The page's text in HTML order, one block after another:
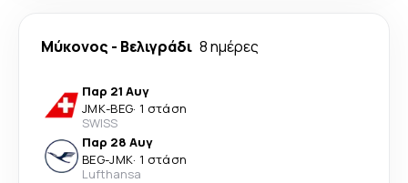
Μύκονος - Βελιγράδι 8 ημέρες
Παρ 21 Αυγ
JMK-BEG· 1 στάση
SWISS
Παρ 28 Αυγ
BEG-JMK· 1 στάση
Lufthansa